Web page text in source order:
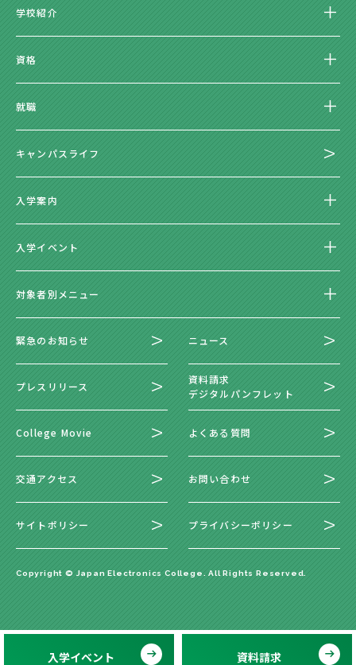
学校紹介
資格
就職
キャンパスライフ
入学案内
入学イベント
対象者別メニュー
緊急のお知らせ ニュース
プレスリリース
資料請求
デジタルパンフレット
College Movie よくある質問
交通アクセス お問い合わせ
サイトポリシー プライバシーポリシー
Copyright © Japan Electronics College. All Rights Reserved.
入学イベント 資料請求